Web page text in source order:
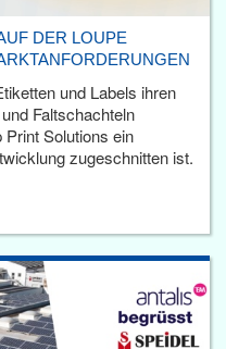
DER LOUPE
und Labels ihren
Faltschachteln
Solutions ein
zugeschnitten ist.